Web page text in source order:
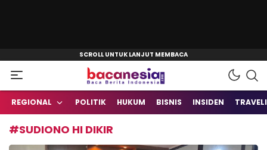
Bacanesia.com
Baca Berita Indonesia
REGIONAL POLITIK HUKUM BISNIS INSIDEN
#SUDIONO HI DIKIR